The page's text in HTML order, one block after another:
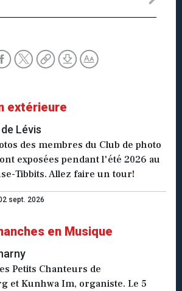
extérieure
Lévis
des membres du Club de photo
exposées pendant l'été 2026 au
Tibbits. Allez faire un tour!
sept. 2026
en Musique
Petits Chanteurs de
et Kunhwa Im, organiste. Le 5